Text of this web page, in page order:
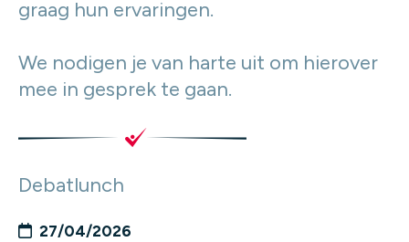
graag hun ervaringen.
We nodigen je van harte uit om hierover
mee in gesprek te gaan.
Debatlunch
27/04/2026